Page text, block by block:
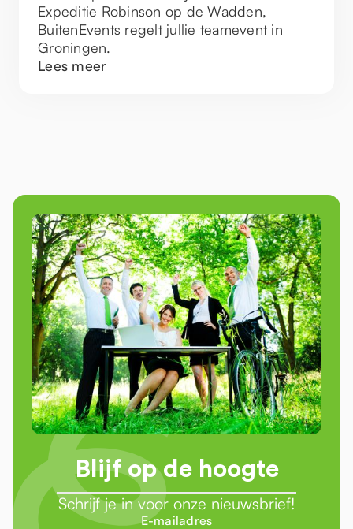
Expeditie Robinson op de Wadden,
BuitenEvents regelt jullie teamevent in
Groningen.
Lees meer
Blijf op de hoogte
Schrijf je in voor onze nieuwsbrief!
E-mailadres